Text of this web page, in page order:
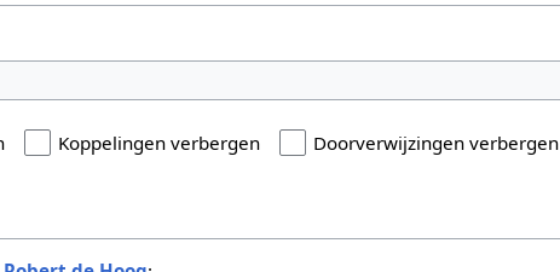
Koppelingen verbergen Doorverwijzingen verbergen